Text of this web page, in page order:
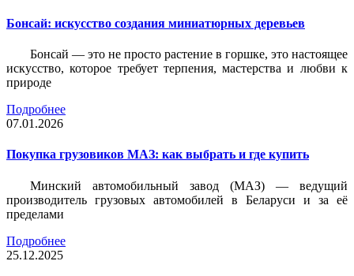
Бонсай: искусство создания миниатюрных деревьев
Бонсай — это не просто растение в горшке, это настоящее
искусство, которое требует терпения, мастерства и любви к
природе
Подробнее
07.01.2026
Покупка грузовиков МАЗ: как выбрать и где купить
Минский автомобильный завод (МАЗ) — ведущий
производитель грузовых автомобилей в Беларуси и за её
пределами
Подробнее
25.12.2025